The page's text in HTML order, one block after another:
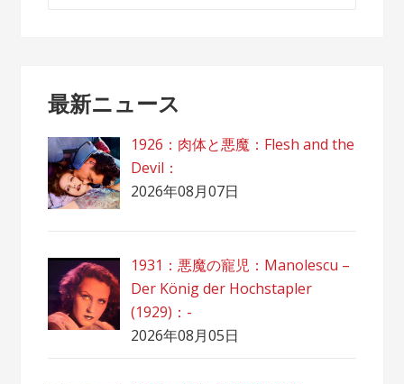
最新ニュース
1926：肉体と悪魔：Flesh and the
Devil：
2026年08月07日
1931：悪魔の寵児：Manolescu –
Der König der Hochstapler
(1929)：-
2026年08月05日